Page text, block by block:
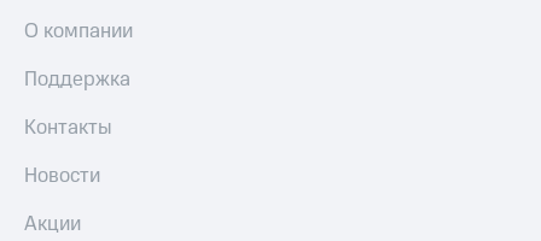
О компании
Поддержка
Контакты
Новости
Акции